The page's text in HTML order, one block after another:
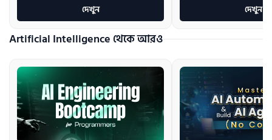
দেখুন দেখুন
Artificial Intelligence থেকে আরও